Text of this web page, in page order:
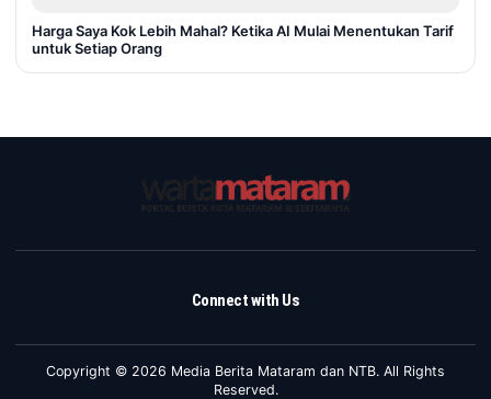
Harga Saya Kok Lebih Mahal? Ketika AI Mulai Menentukan Tarif
untuk Setiap Orang
Connect with Us
Copyright © 2026 Media Berita Mataram dan NTB. All Rights
Reserved.